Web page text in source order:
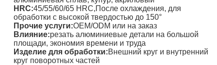
HRC:45/55/60/65 HRC,После охлаждения, для
обработки с высокой твердостью до 150°
Прочие услуги:OEM/ODM или на заказ
Влияние:резать алюминиевые детали на большой
площади, экономия времени и труда
Изделие для обработки:Внешний круг и внутренний
круг поворотных частей